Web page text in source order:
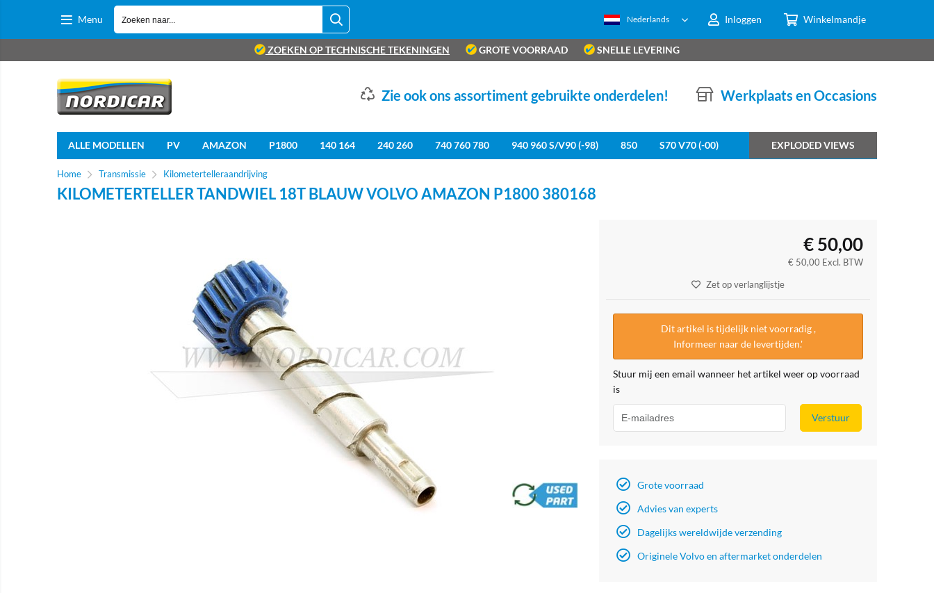
Menu Inloggen Winkelmandje
Nederlands
ZOEKEN OP TECHNISCHE TEKENINGEN GROTE VOORRAAD SNELLE LEVERING
Werkplaats en Occasions
Zie ook ons assortiment gebruikte onderdelen!
ALLE MODELLEN PV AMAZON P1800 140 164 240 260 740 760 780 940 960 S/V90 (-98) 850 S70 V70 (-00) EXPLODED VIEWS
Home Transmissie Kilometertelleraandrijving
KILOMETERTELLER TANDWIEL 18T BLAUW VOLVO AMAZON P1800 380168
brand
€50,00
€ 50,00 Excl. BTW
Zet op verlanglijstje
Dit artikel is tijdelijk niet voorradig ,
Informeer naar de levertijden.'
Stuur mij een email wanneer het artikel weer op voorraad
is
Verstuur
Grote voorraad
Advies van experts
Dagelijks wereldwijde verzending
Originele Volvo en aftermarket onderdelen